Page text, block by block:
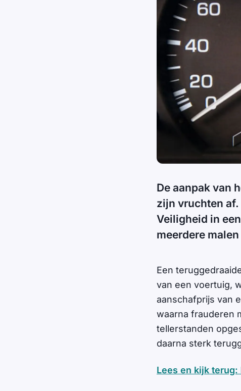
De aanpak van
zijn vruchten
Veiligheid in
meerdere
Een
van een voertuig,
aanschafprijs van
waarna frauderen
tellerstanden
daarna sterk
Lees en kijk